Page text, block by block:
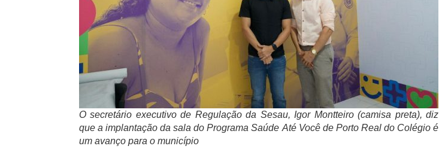
O secretário executivo de Regulação da Sesau, Igor Montteiro (camisa preta), diz
que a implantação da sala do Programa Saúde Até Você de Porto Real do Colégio é
um avanço para o município